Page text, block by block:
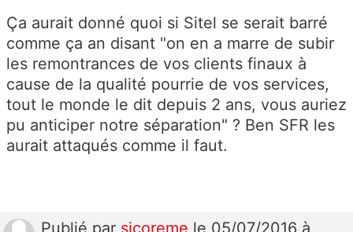
Ça aurait donné quoi si Sitel se serait barré
comme ça an disant "on en a marre de subir
les remontrances de vos clients finaux à
cause de la qualité pourrie de vos services,
tout le monde le dit depuis 2 ans, vous auriez
pu anticiper notre séparation" ? Ben SFR les
aurait attaqués comme il faut.
Publié par sicoreme le 05/07/2016 à